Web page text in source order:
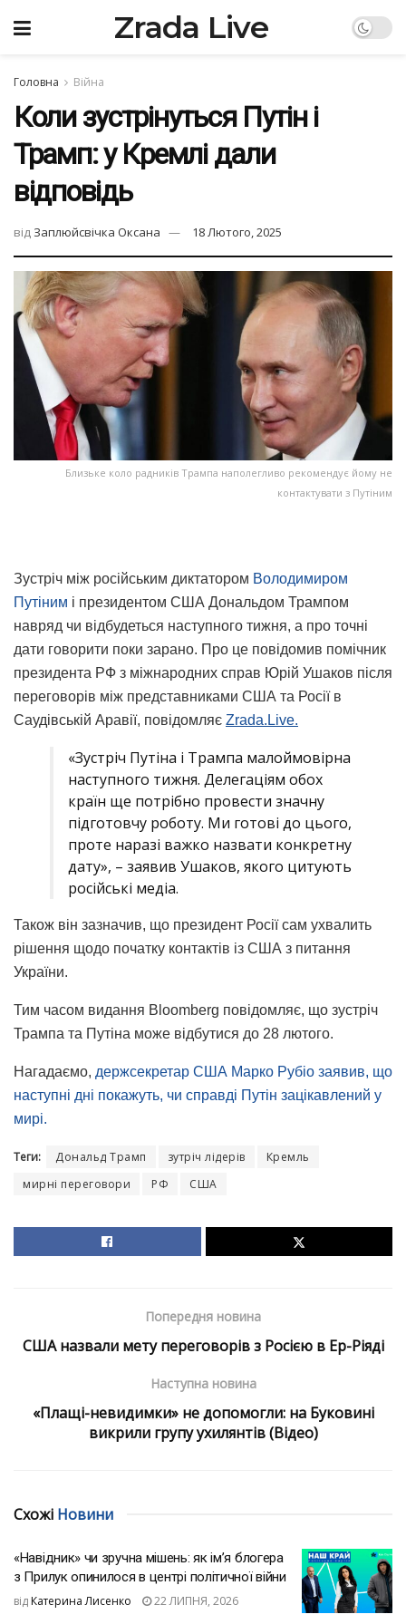
Zrada Live
Головна Війна
Коли зустрінуться Путін і
Трамп: у Кремлі дали
відповідь
від Заплюйсвічка Оксана 18 Лютого, 2025
Близьке коло радників Трампа наполегливо рекомендує йому не
контактувати з Путіним
Зустріч між російським диктатором Володимиром
Путіним і президентом США Дональдом Трампом
навряд чи відбудеться наступного тижня, а про точні
дати говорити поки зарано. Про це повідомив помічник
президента РФ з міжнародних справ Юрій Ушаков після
переговорів між представниками США та Росії в
Саудівській Аравії, повідомляє Zrada.Live.
«Зустріч Путіна і Трампа малоймовірна
наступного тижня. Делегаціям обох
країн ще потрібно провести значну
підготовчу роботу. Ми готові до цього,
проте наразі важко назвати конкретну
дату», – заявив Ушаков, якого цитують
російські медіа.
Також він зазначив, що президент Росії сам ухвалить
рішення щодо початку контактів із США з питання
України.
Тим часом видання Bloomberg повідомляє, що зустріч
Трампа та Путіна може відбутися до 28 лютого.
Нагадаємо, держсекретар США Марко Рубіо заявив, що
наступні дні покажуть, чи справді Путін зацікавлений у
мирі.
Теги: Дональд Трамп зутріч лідерів
Кремль
мирні переговори
РФ США
Попередня новина
США назвали мету переговорів з Росією в Ер-Ріяді
Наступна новина
«Плащі-невидимки» не допомогли: на Буковині
викрили групу ухилянтів (Відео)
Схожі Новини
«Навідник» чи зручна мішень: як ім’я блогера
з Прилук опинилося в центрі політичної війни
від Катерина Лисенко 22 ЛИПНЯ, 2026